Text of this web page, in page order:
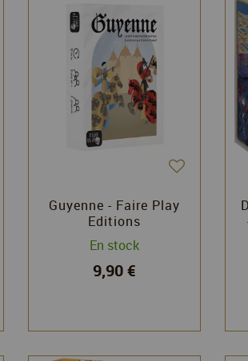
Guyenne - Faire Play
Editions
En stock
9,90 €